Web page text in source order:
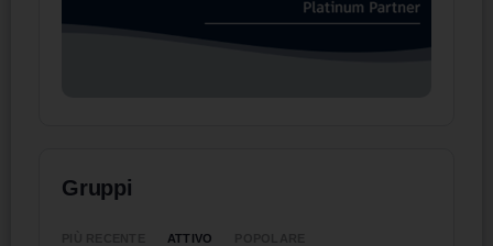
Gruppi
ATTIVO